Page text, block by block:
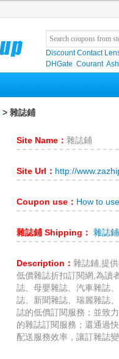
Discount Contact
DHGate Courant
> 雜誌鋪
Site Name： 雜誌鋪
Site Url： http://
Coupon use： How to
雜誌鋪 Shipping： 雜誌
Description： 雜誌鋪,提
低價雜誌折扣訂閱網,為讀
誌、母嬰雜誌、汽車雜誌
誌、新聞雜誌、瑞麗雜誌
誌的低價訂閱服務；並致
的雜誌訂閱服務；還通過
配送服務效率，讓訂雜誌